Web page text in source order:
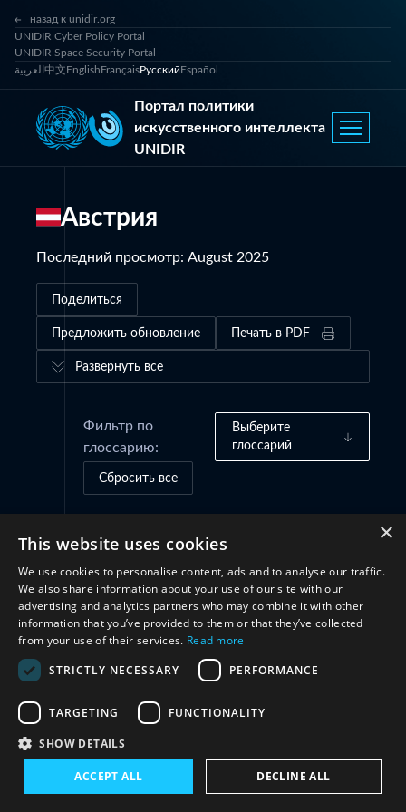
назад к unidir.org
UNIDIR Cyber Policy Portal
UNIDIR Space Security Portal
العربية 中文EnglishFrançaisРусскийEspañol
Портал политики
искусственного интеллекта
UNIDIR
Австрия
Последний просмотр: August 2025
Поделиться
Предложить обновление Печать в PDF
Развернуть все
Фильтр по
глоссарию:
Выберите
глоссарий
Сбросить все
Рамки управления (1)
Структуры (1)
Сотрудничество (1)
×
This website uses cookies
We use cookies to personalise content, ads and to analyse our traffic.
We also share information about your use of our site with our
advertising and analytics partners who may combine it with other
information that you’ve provided to them or that they’ve collected
from your use of their services. Read more
STRICTLY NECESSARY
PERFORMANCE
TARGETING FUNCTIONALITY
SHOW DETAILS
ACCEPT ALL DECLINE ALL